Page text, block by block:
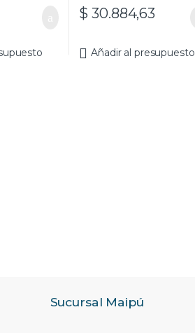
$ 30.884,63
Añadir al presupuesto
Sucursal Maipú